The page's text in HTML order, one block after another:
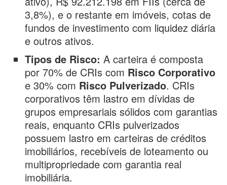
3,8%), e o restante em imóveis, cotas de
fundos de investimento com liquidez diária
e outros ativos.
Tipos de Risco: A carteira é composta
por 70% de CRIs com Risco Corporativo
e 30% com Risco Pulverizado. CRIs
corporativos têm lastro em dívidas de
grupos empresariais sólidos com garantias
reais, enquanto CRIs pulverizados
possuem lastro em carteiras de créditos
imobiliários, recebíveis de loteamento ou
multipropriedade com garantia real
imobiliária.